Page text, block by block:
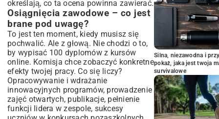
określają, co ta ocena powinna zawierać.
Osiągnięcia zawodowe – co jest
brane pod uwagę?
To jest ten moment, kiedy musisz się
pochwalić. Ale z głową. Nie chodzi o to,
by wypisać 100 dyplomów z kursów
online. Komisja chce zobaczyć konkretne
efekty twojej pracy. Co się liczy?
Opracowywanie i wdrażanie
innowacyjnych programów, prowadzenie
zajęć otwartych, publikacje, pełnienie
funkcji lidera w zespole, sukcesy
Silna, niezawodna i
pokaż, jaka jest twoja
survivalowe